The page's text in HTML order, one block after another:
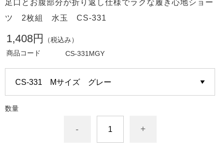
足口とお腹部分が折り返し仕様でラクな履き心地ショー
ツ 2枚組 水玉 CS-331
1,408円
（税込み）
商品コード
CS-331MGY
数量
- +